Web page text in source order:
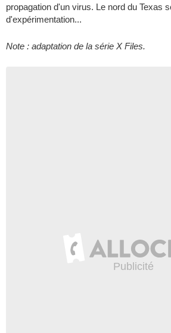
propagation d'un virus. Le nord du Texas
d'expérimentation...
Note : adaptation de la série X Files.